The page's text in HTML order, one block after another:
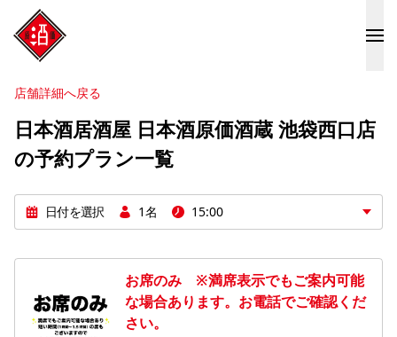
店舗詳細へ戻る
日本酒居酒屋 日本酒原価酒蔵 池袋西口店
の予約プラン一覧
日付を選択 1名 15:00
お席のみ ※満席表示でもご案内可能
な場合あります。お電話でご確認くだ
さい。